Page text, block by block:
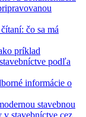
čo sa má
informácie o